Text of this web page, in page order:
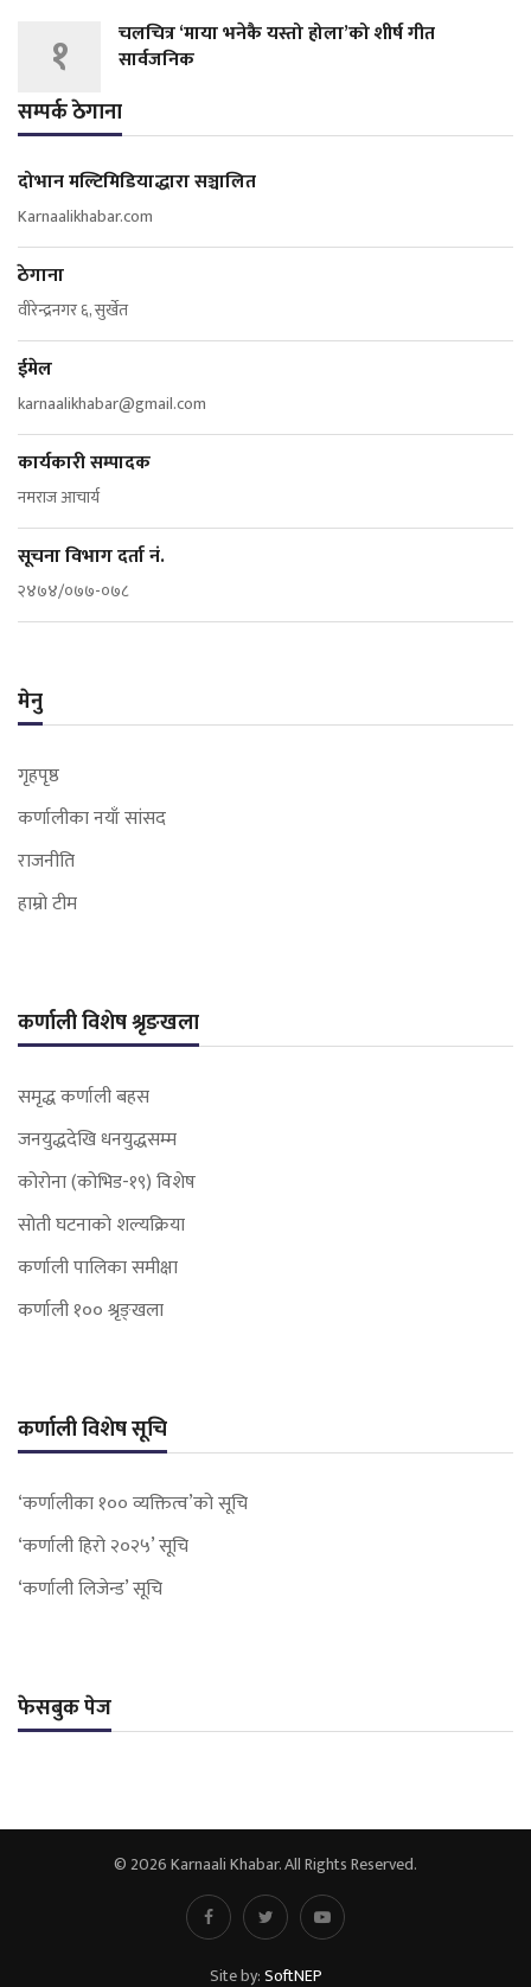
१
चलचित्र ‘माया भनेकै यस्तो होला’को शीर्ष गीत
सार्वजनिक
सम्पर्क ठेगाना
दोभान मल्टिमिडियाद्धारा सञ्चालित
Karnaalikhabar.com
ठेगाना
वीरेन्द्रनगर ६, सुर्खेत
ईमेल
karnaalikhabar@gmail.com
कार्यकारी सम्पादक
नमराज आचार्य
सूचना विभाग दर्ता नं.
२४७४/०७७-०७८
मेनु
गृहपृष्ठ
कर्णालीका नयाँ सांसद
राजनीति
हाम्रो टीम
कर्णाली विशेष श्रृङखला
समृद्ध कर्णाली बहस
जनयुद्धदेखि धनयुद्धसम्म
कोरोना (कोभिड-१९) विशेष
सोती घटनाको शल्यक्रिया
कर्णाली पालिका समीक्षा
कर्णाली १०० श्रृङ्खला
कर्णाली विशेष सूचि
‘कर्णालीका १०० व्यक्तित्व’को सूचि
‘कर्णाली हिरो २०२५’ सूचि
‘कर्णाली लिजेन्ड’ सूचि
फेसबुक पेज
© 2026 Karnaali Khabar. All Rights Reserved.
Site by:SoftNEP